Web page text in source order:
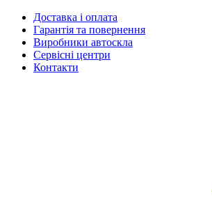
Доставка і оплата
Гарантія та повернення
Виробники автоскла
Сервісні центри
Контакти